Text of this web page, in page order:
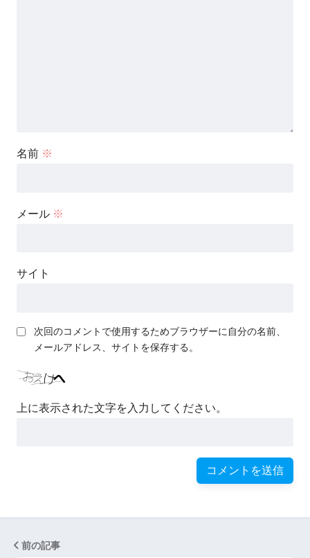
名前 ※
メール ※
サイト
次回のコメントで使用するためブラウザーに自分の名前、
メールアドレス、サイトを保存する。
上に表示された文字を入力してください。
前の記事